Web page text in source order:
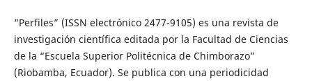
“Perfiles” (ISSN electrónico 2477-9105) es una revista de
investigación científica editada por la Facultad de Ciencias
de la “Escuela Superior Politécnica de Chimborazo”
(Riobamba, Ecuador). Se publica con una periodicidad